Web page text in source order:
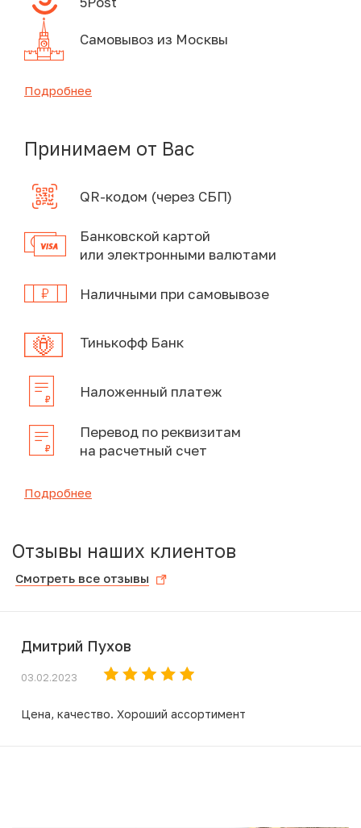
Самовывоз из Москвы
Подробнее
Принимаем от Вас
QR-кодом (через СБП)
Банковской картой
или электронными валютами
Наличными при самовывозе
Тинькофф Банк
Наложенный платеж
Перевод по реквизитам
на расчетный счет
Подробнее
Отзывы наших клиентов
Смотреть все отзывы
Дмитрий Пухов
03.02.2023
Цена, качество. Хороший ассортимент